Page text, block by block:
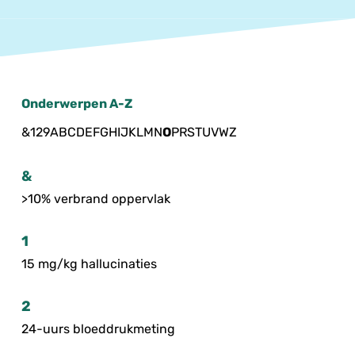
Onderwerpen A-Z
&129ABCDEFGHIJKLMNOPRSTUVWZ
&
>10% verbrand oppervlak
1
15 mg/kg hallucinaties
2
24-uurs bloeddrukmeting